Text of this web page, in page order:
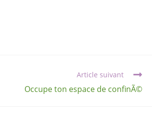
Article suivant
Occupe ton espace de confinÃ©